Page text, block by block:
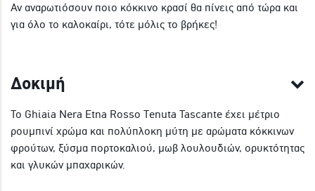
Αν αναρωτιόσουν ποιο κόκκινο κρασί θα πίνεις από τώρα και
για όλο το καλοκαίρι, τότε μόλις το βρήκες!
Δοκιμή
To Ghiaia Nera Etna Rosso Tenuta Tascante έχει μέτριο
ρουμπινί χρώμα και πολύπλοκη μύτη με αρώματα κόκκινων
φρούτων, ξύσμα πορτοκαλιού, μωβ λουλουδιών, ορυκτότητας
και γλυκών μπαχαρικών.